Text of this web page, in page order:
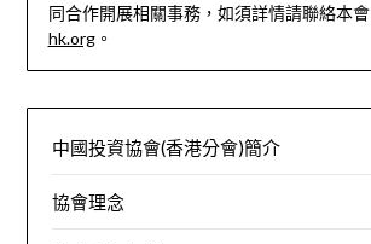
同合作開展相關事務，如須詳情請聯絡本會
hk.org。
中國投資協會(香港分會)簡介
協會理念